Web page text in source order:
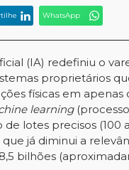
WhatsApp
(IA) redefiniu o
proprietários
físicas em
learning
lotes precisos
que já diminui a
bilhões